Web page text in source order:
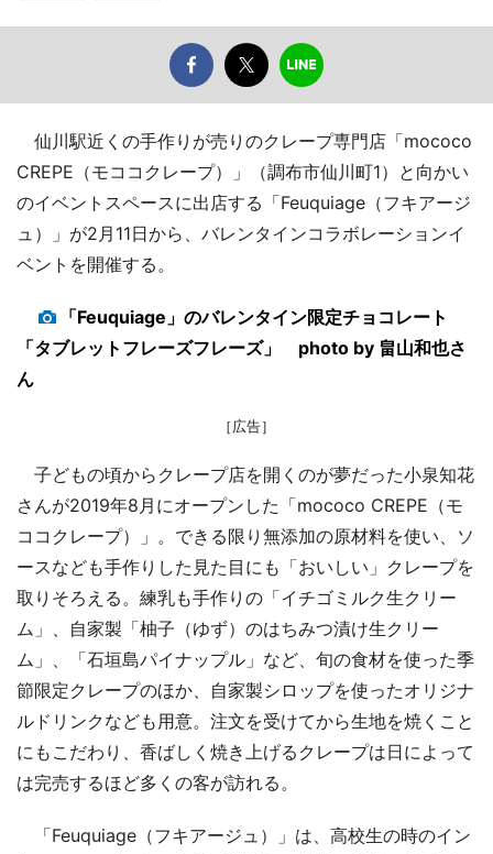
仙川駅近くの手作りが売りのクレープ専門店「mococo
CREPE（モココクレープ）」（調布市仙川町1）と向かい
のイベントスペースに出店する「Feuquiage（フキアージ
ュ）」が2月11日から、バレンタインコラボレーションイ
ベントを開催する。
「Feuquiage」のバレンタイン限定チョコレート
「タブレットフレーズフレーズ」 photo by 畠山和也さ
ん
［広告］
子どもの頃からクレープ店を開くのが夢だった小泉知花
さんが2019年8月にオープンした「mococo CREPE（モ
ココクレープ）」。できる限り無添加の原材料を使い、ソ
ースなども手作りした見た目にも「おいしい」クレープを
取りそろえる。練乳も手作りの「イチゴミルク生クリー
ム」、自家製「柚子（ゆず）のはちみつ漬け生クリー
ム」、「石垣島パイナップル」など、旬の食材を使った季
節限定クレープのほか、自家製シロップを使ったオリジナ
ルドリンクなども用意。注文を受けてから生地を焼くこと
にもこだわり、香ばしく焼き上げるクレープは日によって
は完売するほど多くの客が訪れる。
「Feuquiage（フキアージュ）」は、高校生の時のイン